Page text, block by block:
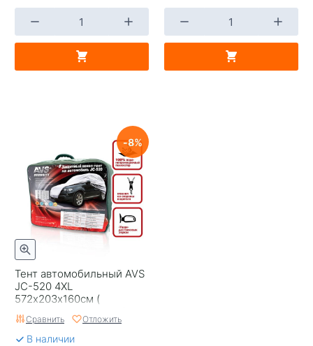
Тент автомобильный AVS
JC-520 4XL
572х203х160см (
водонепроницаемый)
8
Сравнить Отложить
В наличии